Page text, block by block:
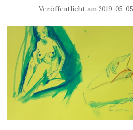
Veröffentlicht am 2019-05-05